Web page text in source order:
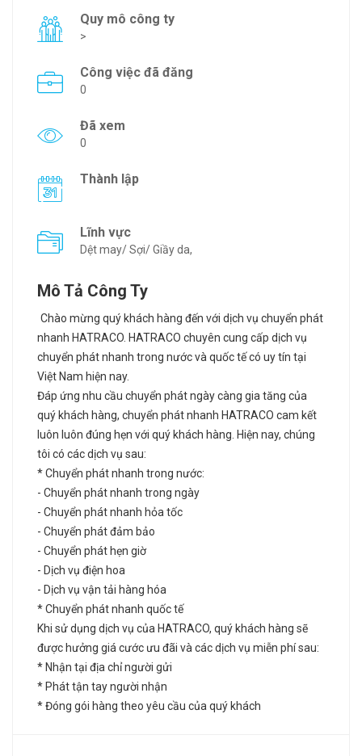
Quy mô công ty
>
Công việc đã đăng
0
Đã xem
0
Thành lập
Lĩnh vực
Dệt may/ Sợi/ Giầy da,
Mô Tả Công Ty
Chào mừng quý khách hàng đến với dịch vụ chuyển phát
nhanh HATRACO. HATRACO chuyên cung cấp dịch vụ
chuyển phát nhanh trong nước và quốc tế có uy tín tại
Việt Nam hiện nay.
Đáp ứng nhu cầu chuyển phát ngày càng gia tăng của
quý khách hàng, chuyển phát nhanh HATRACO cam kết
luôn luôn đúng hẹn với quý khách hàng. Hiện nay, chúng
tôi có các dịch vụ sau:
* Chuyển phát nhanh trong nước:
- Chuyển phát nhanh trong ngày
- Chuyển phát nhanh hỏa tốc
- Chuyển phát đảm bảo
- Chuyển phát hẹn giờ
- Dịch vụ điện hoa
- Dịch vụ vận tải hàng hóa
* Chuyển phát nhanh quốc tế
Khi sử dụng dịch vụ của HATRACO, quý khách hàng sẽ
được hưởng giá cước ưu đãi và các dịch vụ miễn phí sau:
* Nhận tại địa chỉ người gửi
* Phát tận tay người nhận
* Đóng gói hàng theo yêu cầu của quý khách